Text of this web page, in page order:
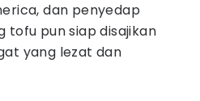
dan penyedap
tofu pun siap disajikan
yang lezat dan